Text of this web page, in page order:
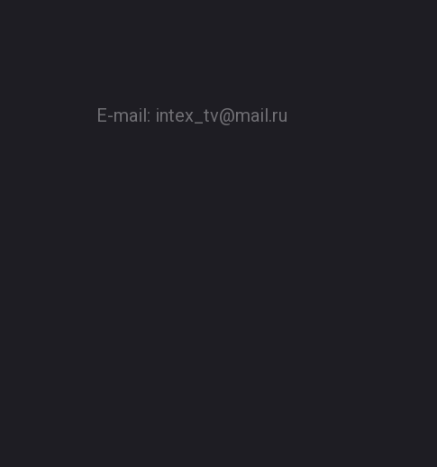
E-mail: intex_tv@mail.ru